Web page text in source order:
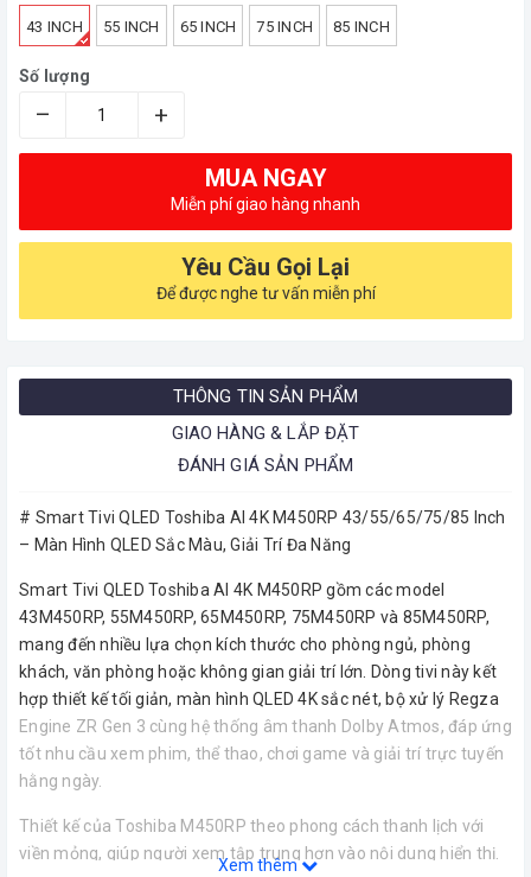
43 INCH 55 INCH 65 INCH 75 INCH 85 INCH
Số lượng
– +
MUA NGAY
Miễn phí giao hàng nhanh
Yêu Cầu Gọi Lại
Để được nghe tư vấn miễn phí
THÔNG TIN SẢN PHẨM
GIAO HÀNG & LẮP ĐẶT
ĐÁNH GIÁ SẢN PHẨM
# Smart Tivi QLED Toshiba AI 4K M450RP 43/55/65/75/85 Inch
– Màn Hình QLED Sắc Màu, Giải Trí Đa Năng
Smart Tivi QLED Toshiba AI 4K M450RP gồm các model
43M450RP, 55M450RP, 65M450RP, 75M450RP và 85M450RP,
mang đến nhiều lựa chọn kích thước cho phòng ngủ, phòng
khách, văn phòng hoặc không gian giải trí lớn. Dòng tivi này kết
hợp thiết kế tối giản, màn hình QLED 4K sắc nét, bộ xử lý Regza
Engine ZR Gen 3 cùng hệ thống âm thanh Dolby Atmos, đáp ứng
tốt nhu cầu xem phim, thể thao, chơi game và giải trí trực tuyến
hằng ngày.
Thiết kế của Toshiba M450RP theo phong cách thanh lịch với
viền mỏng, giúp người xem tập trung hơn vào nội dung hiển thị.
Xem thêm